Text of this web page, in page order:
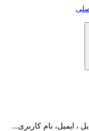
، ایمیل، نام کاربری...